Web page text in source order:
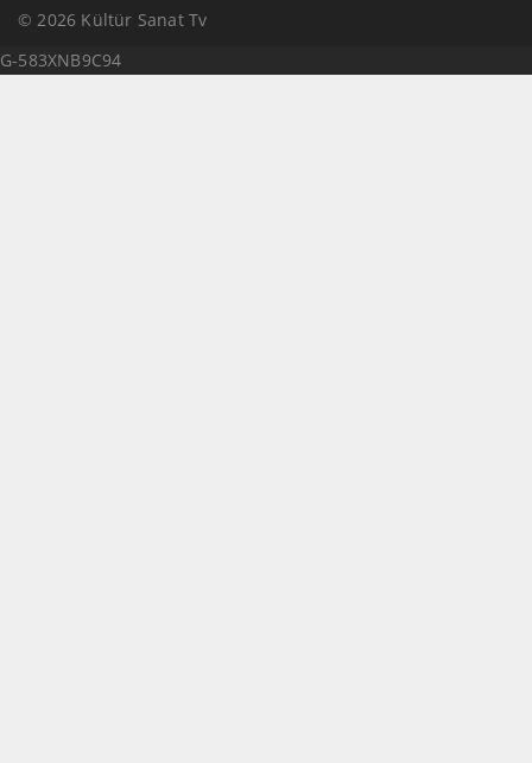
© 2026 Kültür Sanat Tv
G-583XNB9C94